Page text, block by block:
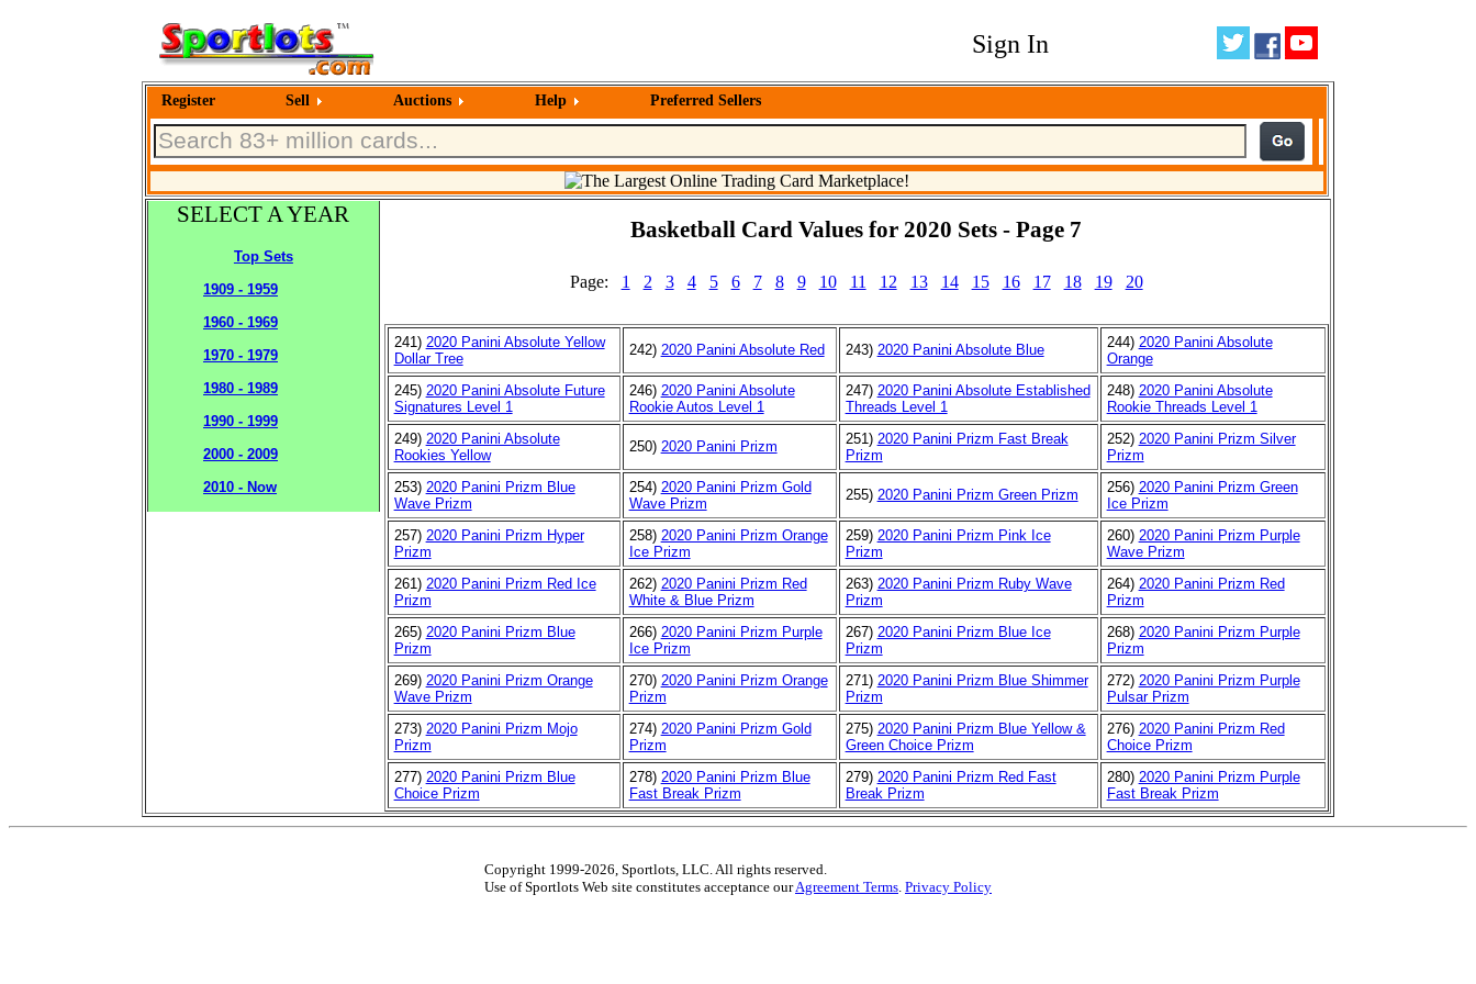
Sign In
Register Sell Auctions Help Preferred Sellers
SELECT A YEAR
Top Sets
1909 - 1959
1960 - 1969
1970 - 1979
1980 - 1989
1990 - 1999
2000 - 2009
2010 - Now
Basketball Card Values for 2020 Sets - Page 7
Page: 1 2 3 4 5 6 7 8 9 10 11 12 13 14 15 16 17 18 19 20
241) 2020 Panini Absolute Yellow
Dollar Tree
242) 2020 Panini Absolute Red 243) 2020 Panini Absolute Blue 244) 2020 Panini Absolute
Orange
245) 2020 Panini Absolute Future
Signatures Level 1
246) 2020 Panini Absolute
Rookie Autos Level 1
247) 2020 Panini Absolute Established
Threads Level 1
248) 2020 Panini Absolute
Rookie Threads Level 1
249) 2020 Panini Absolute
Rookies Yellow
250) 2020 Panini Prizm 251) 2020 Panini Prizm Fast Break
Prizm
252) 2020 Panini Prizm Silver
Prizm
253) 2020 Panini Prizm Blue
Wave Prizm
254) 2020 Panini Prizm Gold
Wave Prizm
255) 2020 Panini Prizm Green Prizm 256) 2020 Panini Prizm Green
Ice Prizm
257) 2020 Panini Prizm Hyper
Prizm
258) 2020 Panini Prizm Orange
Ice Prizm
259) 2020 Panini Prizm Pink Ice
Prizm
260) 2020 Panini Prizm Purple
Wave Prizm
261) 2020 Panini Prizm Red Ice
Prizm
262) 2020 Panini Prizm Red
White & Blue Prizm
263) 2020 Panini Prizm Ruby Wave
Prizm
264) 2020 Panini Prizm Red
Prizm
265) 2020 Panini Prizm Blue
Prizm
266) 2020 Panini Prizm Purple
Ice Prizm
267) 2020 Panini Prizm Blue Ice
Prizm
268) 2020 Panini Prizm Purple
Prizm
269) 2020 Panini Prizm Orange
Wave Prizm
270) 2020 Panini Prizm Orange
Prizm
271) 2020 Panini Prizm Blue Shimmer
Prizm
272) 2020 Panini Prizm Purple
Pulsar Prizm
273) 2020 Panini Prizm Mojo
Prizm
274) 2020 Panini Prizm Gold
Prizm
275) 2020 Panini Prizm Blue Yellow &
Green Choice Prizm
276) 2020 Panini Prizm Red
Choice Prizm
277) 2020 Panini Prizm Blue
Choice Prizm
278) 2020 Panini Prizm Blue
Fast Break Prizm
279) 2020 Panini Prizm Red Fast
Break Prizm
280) 2020 Panini Prizm Purple
Fast Break Prizm
Copyright 1999-2026, Sportlots, LLC. All rights reserved.
Use of Sportlots Web site constitutes acceptance ourAgreement Terms. Privacy Policy